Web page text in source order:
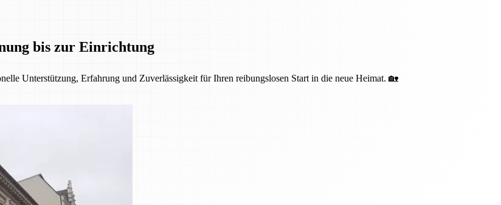
bis zur Einrichtung
Unterstützung, Erfahrung und Zuverlässigkeit für Ihren reibungslosen Start in die neue Heimat. 🏡